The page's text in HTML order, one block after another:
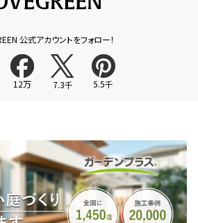
公式アカウントをフォロー！
12万 7.3千 5.5千